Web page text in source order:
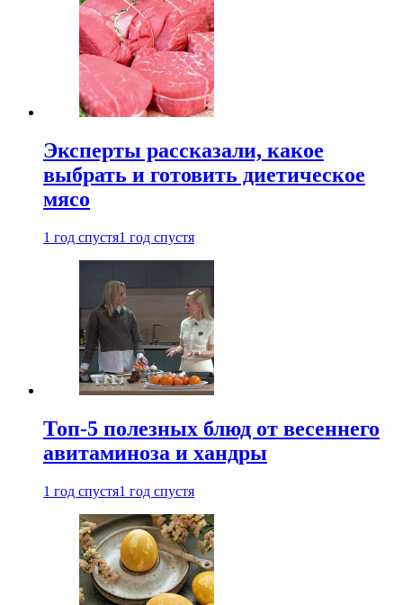
Эксперты рассказали, какое
выбрать и готовить диетическое
мясо
1 год спустя1 год спустя
Топ-5 полезных блюд от весеннего
авитаминоза и хандры
1 год спустя1 год спустя